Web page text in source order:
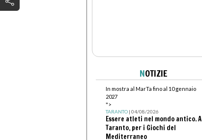
NOTIZIE
In mostra al MarTa fino al 10 gennaio
2027
">
TARANTO| 04/08/2026
Essere atleti nel mondo antico. A
Taranto, per i Giochi del
Mediterraneo